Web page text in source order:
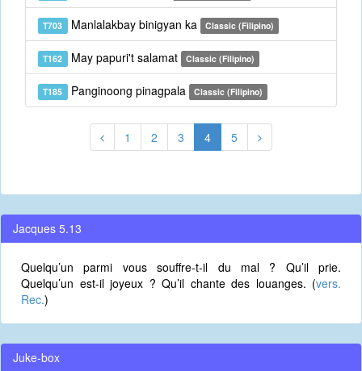
T703 Manlalakbay binigyan ka Classic (Filipino)
T162 May papuri't salamat Classic (Filipino)
T185 Panginoong pinagpala Classic (Filipino)
1 2 3 4 5
Jacques 5.13
Quelqu’un parmi vous souffre-t-il du mal ? Qu’il prie.
Quelqu’un est-il joyeux ? Qu’il chante des louanges. (vers.
Rec.)
Juke-box